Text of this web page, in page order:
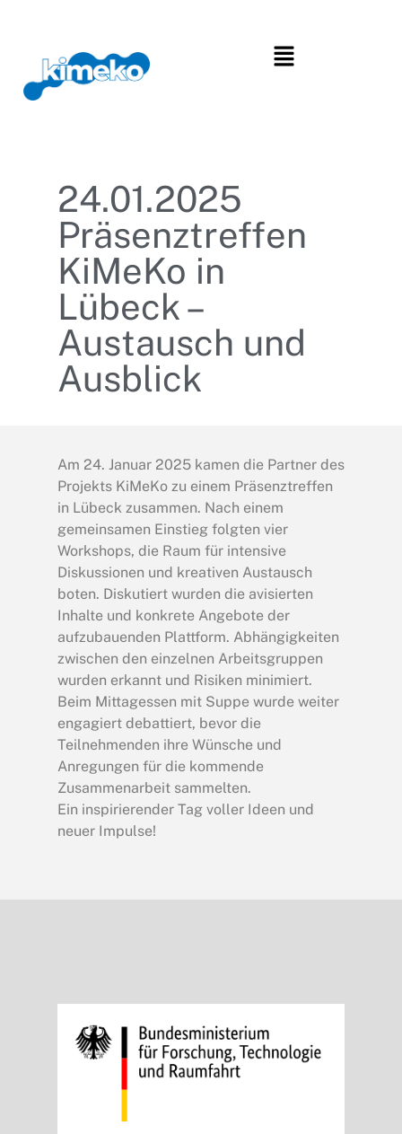
24.01.2025
Präsenztreffen
KiMeKo in
Lübeck –
Austausch und
Ausblick
Am 24. Januar 2025 kamen die Partner des
Projekts KiMeKo zu einem Präsenztreffen
in Lübeck zusammen. Nach einem
gemeinsamen Einstieg folgten vier
Workshops, die Raum für intensive
Diskussionen und kreativen Austausch
boten. Diskutiert wurden die avisierten
Inhalte und konkrete Angebote der
aufzubauenden Plattform. Abhängigkeiten
zwischen den einzelnen Arbeitsgruppen
wurden erkannt und Risiken minimiert.
Beim Mittagessen mit Suppe wurde weiter
engagiert debattiert, bevor die
Teilnehmenden ihre Wünsche und
Anregungen für die kommende
Zusammenarbeit sammelten.
Ein inspirierender Tag voller Ideen und
neuer Impulse!